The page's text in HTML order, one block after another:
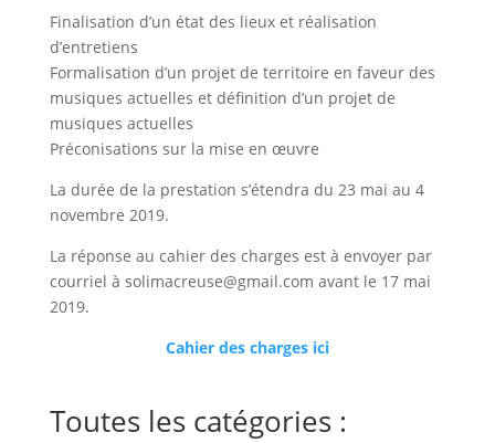
Finalisation d’un état des lieux et réalisation
d’entretiens
Formalisation d’un projet de territoire en faveur des
musiques actuelles et définition d’un projet de
musiques actuelles
Préconisations sur la mise en œuvre
La durée de la prestation s’étendra du 23 mai au 4
novembre 2019.
La réponse au cahier des charges est à envoyer par
courriel à solimacreuse@gmail.com avant le 17 mai
2019.
Cahier des charges ici
Toutes les catégories :